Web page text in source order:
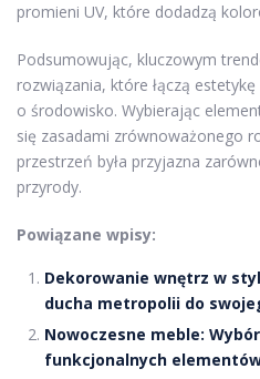
promieni UV, które dodadzą
Podsumowując, kluczowym
rozwiązania, które łączą
o środowisko. Wybierając
się zasadami zrównoważonego
przestrzeń była przyjazna
przyrody.
Powiązane wpisy:
Dekorowanie wnętrz w
ducha metropolii do
Nowoczesne meble:
funkcjonalnych